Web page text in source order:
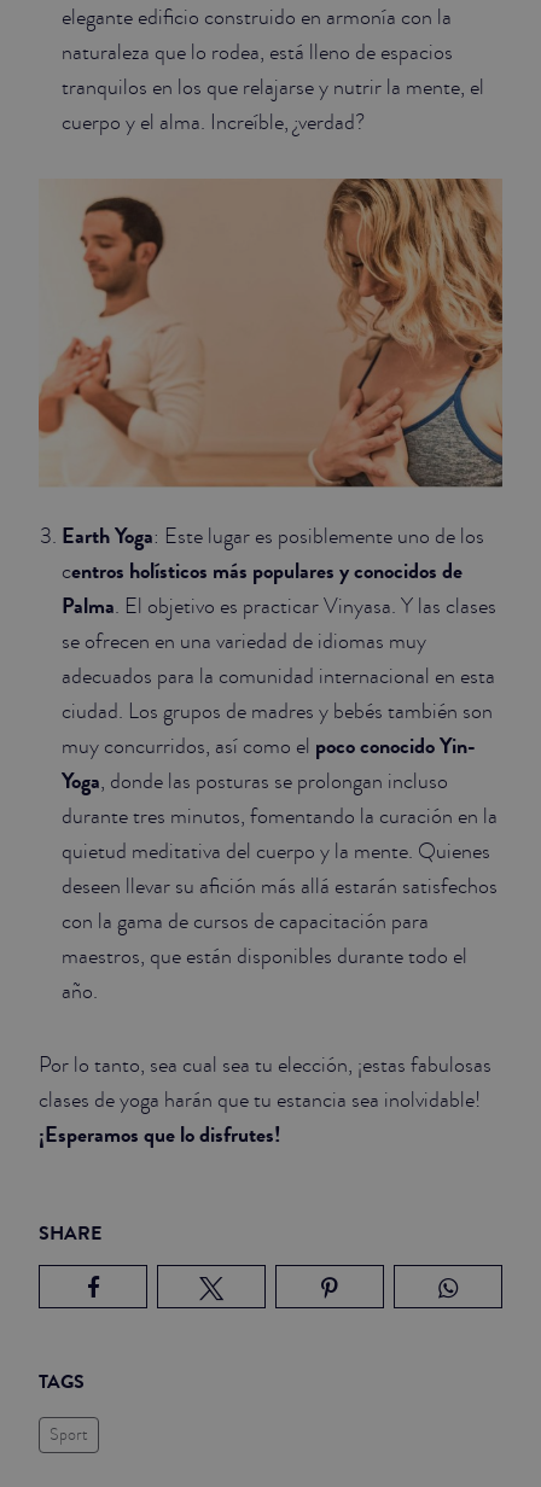
elegante edificio construido en armonía con la
naturaleza que lo rodea, está lleno de espacios
tranquilos en los que relajarse y nutrir la mente, el
cuerpo y el alma. Increíble, ¿verdad?
Earth Yoga: Este lugar es posiblemente uno de los
centros holísticos más populares y conocidos de
Palma. El objetivo es practicar Vinyasa. Y las clases
se ofrecen en una variedad de idiomas muy
adecuados para la comunidad internacional en esta
ciudad. Los grupos de madres y bebés también son
muy concurridos, así como el poco conocido Yin-
Yoga, donde las posturas se prolongan incluso
durante tres minutos, fomentando la curación en la
quietud meditativa del cuerpo y la mente. Quienes
deseen llevar su afición más allá estarán satisfechos
con la gama de cursos de capacitación para
maestros, que están disponibles durante todo el
año.
Por lo tanto, sea cual sea tu elección, ¡estas fabulosas
clases de yoga harán que tu estancia sea inolvidable!
¡Esperamos que lo disfrutes!
SHARE
TAGS
Sport